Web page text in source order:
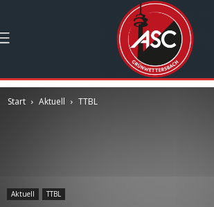
Start Aktuell TTBL
Aktuell TTBL